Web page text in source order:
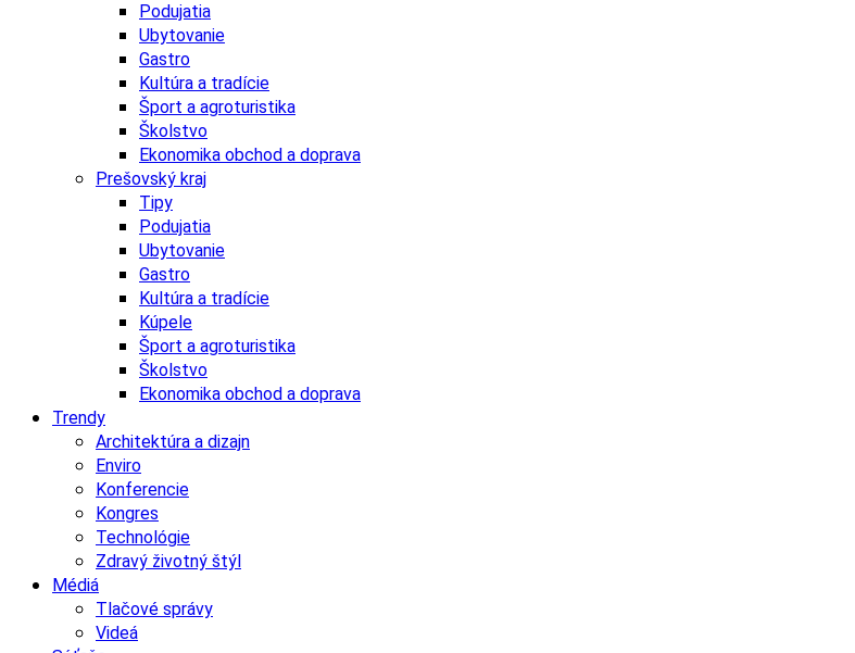
Podujatia
Ubytovanie
Gastro
Kultúra a tradície
Šport a agroturistika
Školstvo
Ekonomika obchod a doprava
Prešovský kraj
Tipy
Podujatia
Ubytovanie
Gastro
Kultúra a tradície
Kúpele
Šport a agroturistika
Školstvo
Ekonomika obchod a doprava
Trendy
Architektúra a dizajn
Enviro
Konferencie
Kongres
Technológie
Zdravý životný štýl
Médiá
Tlačové správy
Videá